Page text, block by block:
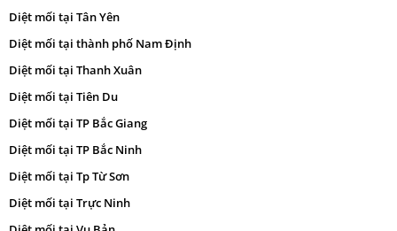
Diệt mối tại Tân Yên
Diệt mối tại thành phố Nam Định
Diệt mối tại Thanh Xuân
Diệt mối tại Tiên Du
Diệt mối tại TP Bắc Giang
Diệt mối tại TP Bắc Ninh
Diệt mối tại Tp Từ Sơn
Diệt mối tại Trực Ninh